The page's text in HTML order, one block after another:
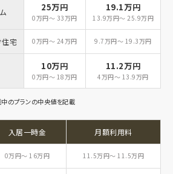
25万円
0万円～ 33万円
19.1万円
13.9万円～ 25.9万円
宅 0万円～ 24万円 9.7万円～ 19.3万円
10万円
0万円～ 18万円
11.2万円
4万円～ 13.9万円
のプランの中央値を記載
入居一時金 月額利用料
0万円～ 16万円 11.5万円～ 11.5万円